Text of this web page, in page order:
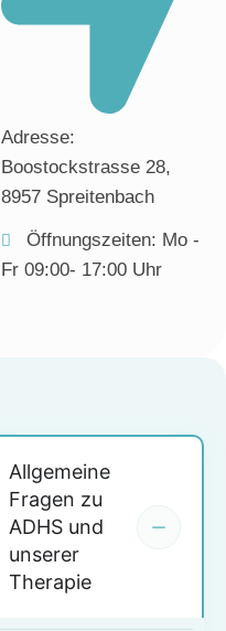
Adresse:
Boostockstrasse 28,
8957 Spreitenbach
Öffnungszeiten: Mo -
Fr 09:00- 17:00 Uhr
Allgemeine
Fragen zu
ADHS und
unserer
Therapie